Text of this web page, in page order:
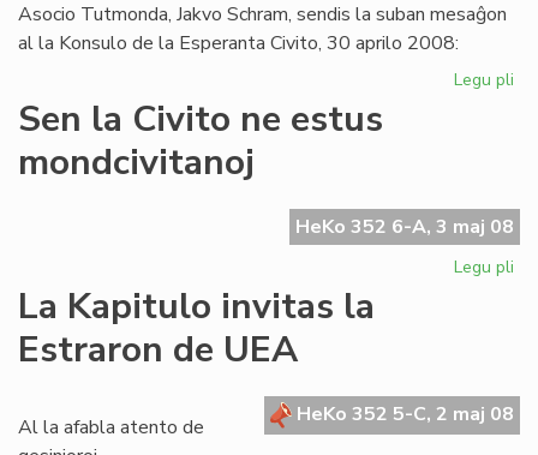
Asocio Tutmonda, Jakvo Schram, sendis la suban mesaĝon
al la Konsulo de la Esperanta Civito, 30 aprilo 2008:
Legu pli
al
Sen la Civito ne estus
mondcivitanoj
HeKo 352 6-A, 3 maj 08
Legu pli
La Kapitulo invitas la
Estraron de UEA
HeKo 352 5-C, 2 maj 08
Al la afabla atento de